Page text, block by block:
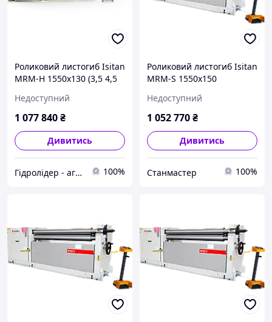
Роликовий листогиб Isitan
MRM-H 1550x130 (3,5 4,5
Недоступний
1 077 840₴
Дивитись
Гідролідер - агротехніка, промислове та будівельне обладнання 100%
Роликовий листогиб Isitan
MRM-S 1550x150
Недоступний
1 052 770₴
Дивитись
Станмастер 100%